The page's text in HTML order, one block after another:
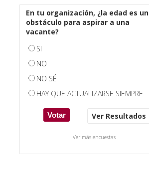
En tu organización, ¿la edad es un
obstáculo para aspirar a una
vacante?
SI
NO
NO SÉ
HAY QUE ACTUALIZARSE SIEMPRE
Ver Resultados
Ver más encuestas